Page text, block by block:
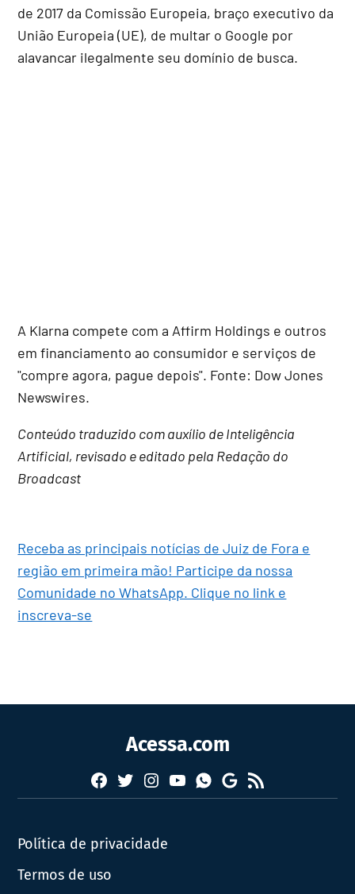
de 2017 da Comissão Europeia, braço executivo da
União Europeia (UE), de multar o Google por
alavancar ilegalmente seu domínio de busca.
A Klarna compete com a Affirm Holdings e outros
em financiamento ao consumidor e serviços de
"compre agora, pague depois". Fonte: Dow Jones
Newswires.
Conteúdo traduzido com auxílio de Inteligência
Artificial, revisado e editado pela Redação do
Broadcast
Receba as principais notícias de Juiz de Fora e
região em primeira mão! Participe da nossa
Comunidade no WhatsApp. Clique no link e
inscreva-se
Acessa.com
Facebook
TwitterInstagram
YouTubeWhatsapp
Google
News
RSS
Política de privacidade
Termos de uso